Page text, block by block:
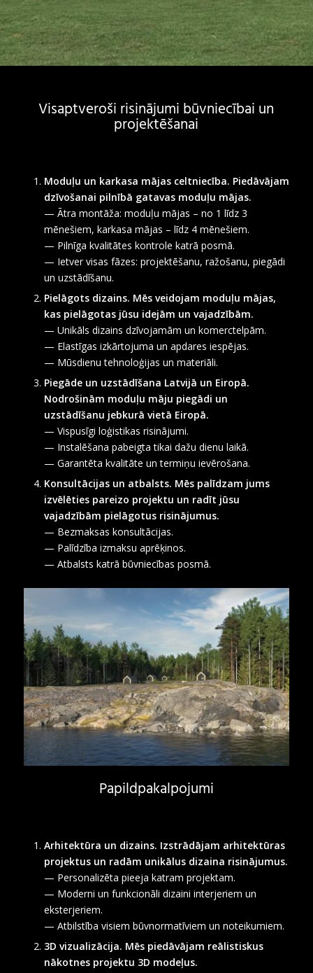
Visaptveroši risinājumi būvniecībai un
projektēšanai
Moduļu un karkasa mājas celtniecība. Piedāvājam
dzīvošanai pilnībā gatavas moduļu mājas.
— Ātra montāža: moduļu mājas – no 1 līdz 3
mēnešiem, karkasa mājas – līdz 4 mēnešiem.
— Pilnīga kvalitātes kontrole katrā posmā.
— Ietver visas fāzes: projektēšanu, ražošanu, piegādi
un uzstādīšanu.
Pielāgots dizains. Mēs veidojam moduļu mājas,
kas pielāgotas jūsu idejām un vajadzībām.
— Unikāls dizains dzīvojamām un komerctelpām.
— Elastīgas izkārtojuma un apdares iespējas.
— Mūsdienu tehnoloģijas un materiāli.
Piegāde un uzstādīšana Latvijā un Eiropā.
Nodrošinām moduļu māju piegādi un
uzstādīšanu jebkurā vietā Eiropā.
— Vispusīgi loģistikas risinājumi.
— Instalēšana pabeigta tikai dažu dienu laikā.
— Garantēta kvalitāte un termiņu ievērošana.
Konsultācijas un atbalsts. Mēs palīdzam jums
izvēlēties pareizo projektu un radīt jūsu
vajadzībām pielāgotus risinājumus.
— Bezmaksas konsultācijas.
— Palīdzība izmaksu aprēķinos.
— Atbalsts katrā būvniecības posmā.
Papildpakalpojumi
Arhitektūra un dizains. Izstrādājam arhitektūras
projektus un radām unikālus dizaina risinājumus.
— Personalizēta pieeja katram projektam.
— Moderni un funkcionāli dizaini interjeriem un
eksterjeriem.
— Atbilstība visiem būvnormatīviem un noteikumiem.
3D vizualizācija. Mēs piedāvājam reālistiskus
nākotnes projektu 3D modeļus.